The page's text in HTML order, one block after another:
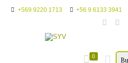
+569 9220 1713 +56 9 6133 3941
0